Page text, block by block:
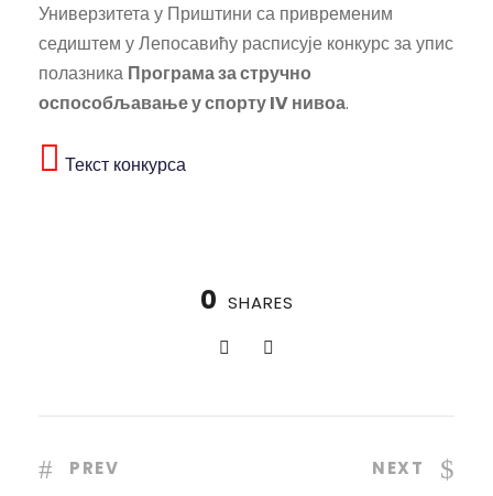
Универзитета у Приштини са привременим
седиштем у Лепосавићу расписује конкурс за упис
полазника Програма за стручно
оспособљавање у спорту IV нивоа.
Текст конкурса
0 SHARES
PREV NEXT